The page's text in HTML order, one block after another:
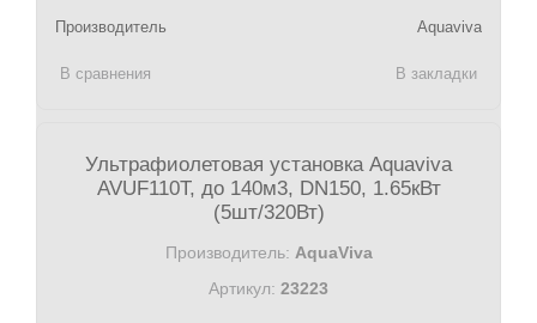
Производитель Aquaviva
В сравнения В закладки
Ультрафиолетовая установка Aquaviva
AVUF110T, до 140м3, DN150, 1.65кВт
(5шт/320Вт)
Производитель: AquaViva
Артикул: 23223